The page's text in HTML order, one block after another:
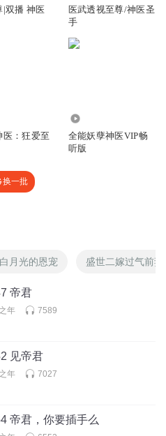
不是
潇被肢解抢了神体
|双播 神医
医武透视至尊/神医圣
手
医：狂爱至
全能妖孽神医VIP畅
听版
换一批
月光的恩宠 盛世二嫁过气前
帝君
年 7589
见帝君
年 7027
帝君，你要插手么